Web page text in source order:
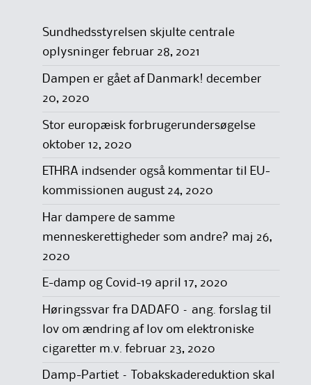
Sundhedsstyrelsen skjulte centrale
oplysninger februar 28, 2021
Dampen er gået af Danmark! december
20, 2020
Stor europæisk forbrugerundersøgelse
oktober 12, 2020
ETHRA indsender også kommentar til EU-
kommissionen august 24, 2020
Har dampere de samme
menneskerettigheder som andre? maj 26,
2020
E-damp og Covid-19 april 17, 2020
Høringssvar fra DADAFO – ang. forslag til
lov om ændring af lov om elektroniske
cigaretter m.v. februar 23, 2020
Damp-Partiet – Tobakskadereduktion skal